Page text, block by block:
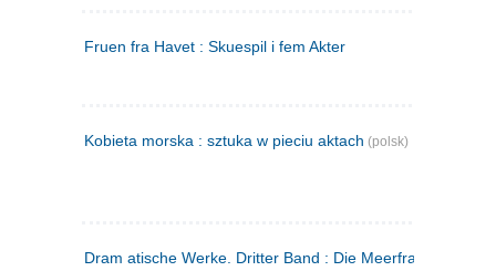
Fruen fra Havet : Skuespil i fem Akter
Kobieta morska : sztuka w pieciu aktach (polsk)
Dram atische Werke. Dritter Band : Die Meerfrau ; Hedda